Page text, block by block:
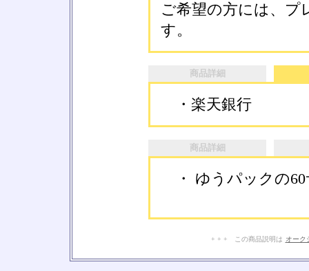
ご希望の方には、プ
す。
商品詳細
・楽天銀行
商品詳細
・ ゆうパックの60
+ + + この商品説明は オーク